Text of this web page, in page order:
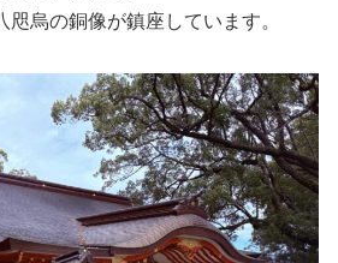
咫烏の銅像が鎮座しています。